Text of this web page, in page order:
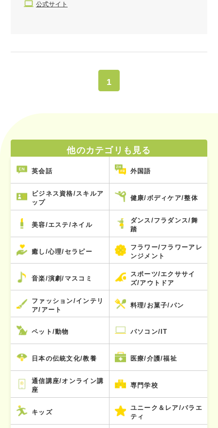
公式サイト
1
他のカテゴリも見る
英会話 外国語
ビジネス資格/スキルア
ップ
健康/ボディケア/整体
美容/エステ/ネイル
ダンス/フラダンス/舞
踏
癒し/心理/セラピー
フラワー/フラワーアレ
ンジメント
音楽/演劇/マスコミ
スポーツ/エクササイ
ズ/アウトドア
ファッション/インテリ
ア/アート
料理/お菓子/パン
ペット/動物 パソコン/IT
日本の伝統文化/教養 医療/介護/福祉
通信講座/オンライン講
座
専門学校
キッズ
ユニーク＆レア/バラエ
ティ